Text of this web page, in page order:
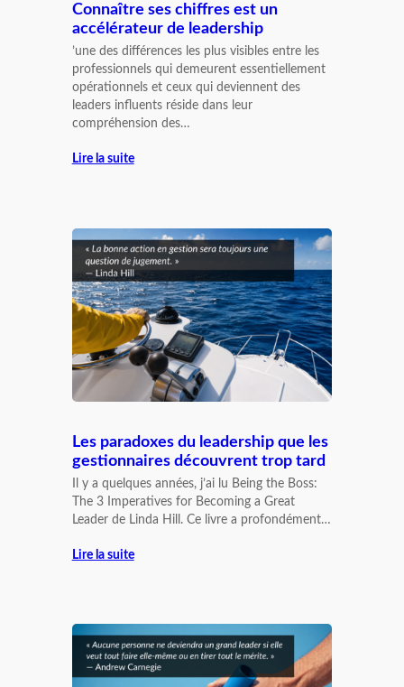
Connaître ses chiffres est un
accélérateur de leadership
’une des différences les plus visibles entre les
professionnels qui demeurent essentiellement
opérationnels et ceux qui deviennent des
leaders influents réside dans leur
compréhension des…
Lire la suite
Les paradoxes du leadership que les
gestionnaires découvrent trop tard
Il y a quelques années, j’ai lu Being the Boss:
The 3 Imperatives for Becoming a Great
Leader de Linda Hill. Ce livre a profondément…
Lire la suite